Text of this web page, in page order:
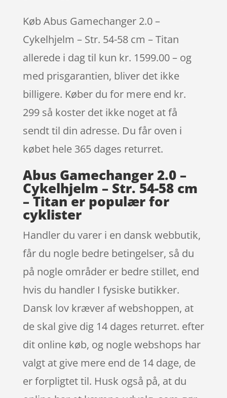
Køb Abus Gamechanger 2.0 –
Cykelhjelm – Str. 54-58 cm – Titan
allerede i dag til kun kr. 1599.00 – og
med prisgarantien, bliver det ikke
billigere. Køber du for mere end kr.
299 så koster det ikke noget at få
sendt til din adresse. Du får oven i
købet hele 365 dages returret.
Abus Gamechanger 2.0 –
Cykelhjelm – Str. 54-58 cm
– Titan er populær for
cyklister
Handler du varer i en dansk webbutik,
får du nogle bedre betingelser, så du
på nogle områder er bedre stillet, end
hvis du handler I fysiske butikker.
Dansk lov kræver af webshoppen, at
de skal give dig 14 dages returret. efter
dit online køb, og nogle webshops har
valgt at give mere end de 14 dage, de
er forpligtet til. Husk også på, at du